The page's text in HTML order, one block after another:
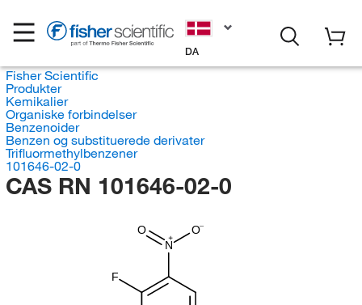
DA
Fisher Scientific
Produkter
Kemikalier
Organiske forbindelser
Benzenoider
Benzen og substituerede derivater
Trifluormethylbenzener
101646-02-0
CAS RN 101646-02-0
N
O O
F